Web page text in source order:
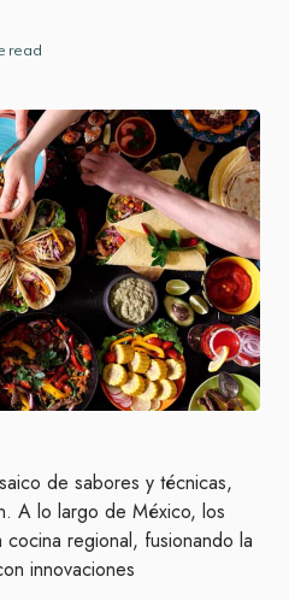
read
de sabores y técnicas,
A lo largo de México, los
regional, fusionando la
innovaciones